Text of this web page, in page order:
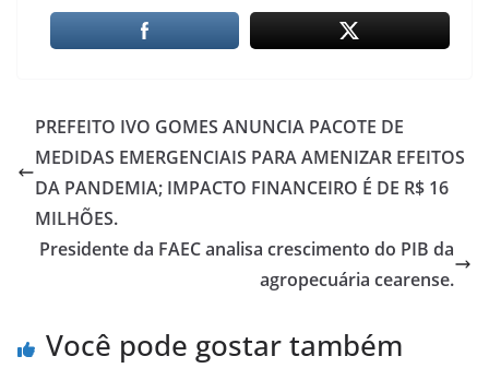
PREFEITO IVO GOMES ANUNCIA PACOTE DE
MEDIDAS EMERGENCIAIS PARA AMENIZAR EFEITOS
DA PANDEMIA; IMPACTO FINANCEIRO É DE R$ 16
MILHÕES.
Presidente da FAEC analisa crescimento do PIB da
agropecuária cearense.
Você pode gostar também